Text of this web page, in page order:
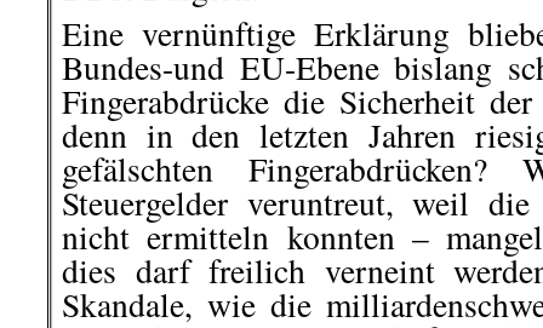
Eine vernünftige Erklärung
Bundes-und EU-Ebene bislang
Fingerabdrücke die Sicherheit
denn in den letzten Jahren
gefälschten
Steuergelder veruntreut, weil
nicht ermitteln konnten –
dies darf freilich verneint
Skandale, wie die